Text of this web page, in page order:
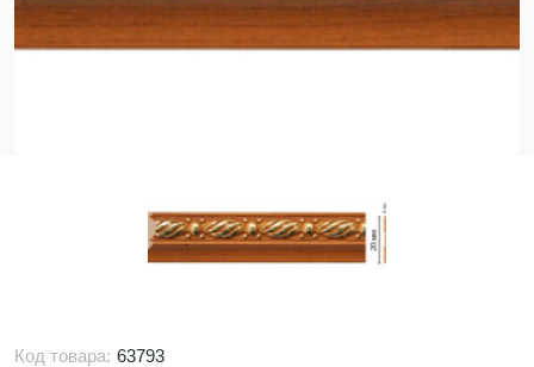
Код товара: 63793